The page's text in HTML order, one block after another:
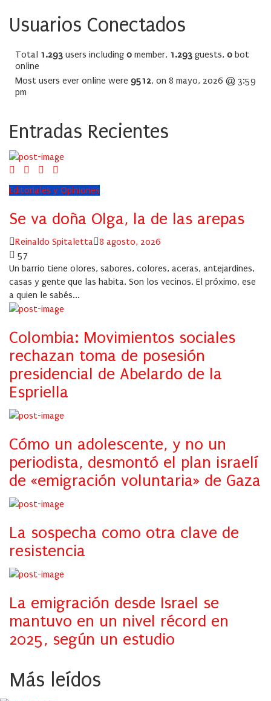
Usuarios Conectados
Total 1.293 users including 0 member, 1.293 guests, 0 bot
online
Most users ever online were 9512, on 8 mayo, 2026 @ 3:59
pm
Entradas Recientes
Editoriales y Opiniones
Se va doña Olga, la de las arepas
Author
Reinaldo Spitaletta Posted
8 agosto, 2026
57
Un barrio tiene olores, sabores, colores, aceras, antejardines,
casas y gente que las habita. Son los vecinos. El próximo, ese
a quien le sabés...
Colombia: Movimientos sociales
rechazan toma de posesión
presidencial de Abelardo de la
Espriella
Cómo un adolescente, y no un
periodista, desmontó el plan israelí
de «emigración voluntaria» de Gaza
La sospecha como otra clave de
resistencia
La emigración desde Israel se
mantuvo en un nivel récord en
2025, según un estudio
Más leídos